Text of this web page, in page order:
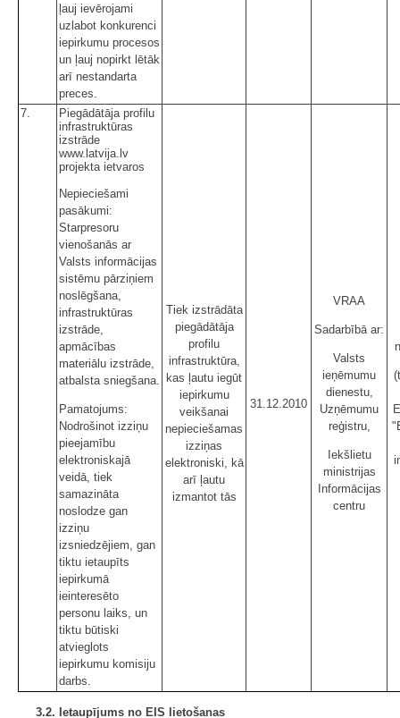
ļauj ievērojami
uzlabot konkurenci
iepirkumu procesos
un ļauj nopirkt lētāk
arī nestandarta
preces.
7.
Piegādātāja profilu
infrastruktūras
izstrāde
www.latvija.lv
projekta ietvaros
Nepieciešami
pasākumi:
Starpresoru
vienošanās ar
Valsts informācijas
sistēmu pārziņiem
noslēgšana,
infrastruktūras
izstrāde,
apmācības
materiālu izstrāde,
atbalsta sniegšana.
Pamatojums:
Nodrošinot izziņu
pieejamību
elektroniskajā
veidā, tiek
samazināta
noslodze gan
izziņu
izsniedzējiem, gan
tiktu ietaupīts
iepirkumā
ieinteresēto
personu laiks, un
tiktu būtiski
atvieglots
iepirkumu komisiju
darbs.
Tiek izstrādāta
piegādātāja
profilu
infrastruktūra,
kas ļautu iegūt
iepirkumu
veikšanai
nepieciešamas
izziņas
elektroniski, kā
arī ļautu
izmantot tās
31.12.2010
VRAA
Sadarbībā ar:
Valsts
ieņēmumu
dienestu,
Uzņēmumu
reģistru,
Iekšlietu
ministrijas
Informācijas
centru
3.2. Ietaupījums no EIS lietošanas